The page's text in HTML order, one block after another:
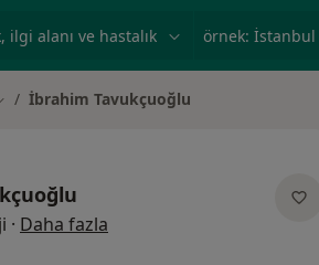
örnek: İstanbul
değiştir
İbrahim Tavukçuoğlu
· Daha fazla